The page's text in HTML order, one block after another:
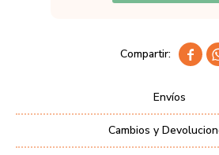

Envíos
Cambios y